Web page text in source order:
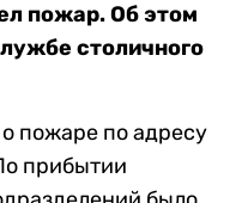
пожар. Об этом
столичного
пожаре по адресу
прибытии